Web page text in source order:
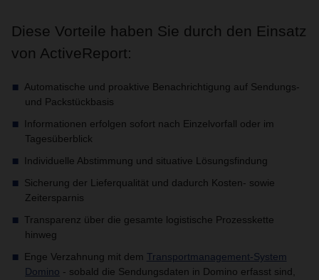
Diese Vorteile haben Sie durch den Einsatz
von ActiveReport:
Automatische und proaktive Benachrichtigung auf Sendungs-
und Packstückbasis
Informationen erfolgen sofort nach Einzelvorfall oder im
Tagesüberblick
Individuelle Abstimmung und situative Lösungsfindung
Sicherung der Lieferqualität und dadurch Kosten- sowie
Zeitersparnis
Transparenz über die gesamte logistische Prozesskette
hinweg
Enge Verzahnung mit dem Transportmanagement-System
Domino - sobald die Sendungsdaten in Domino erfasst sind,